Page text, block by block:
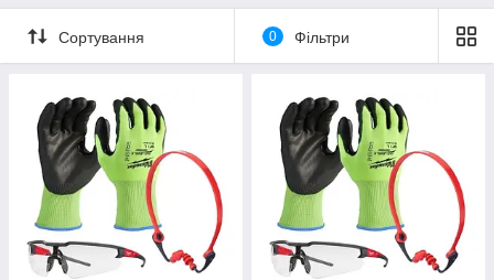
Сортування 0 Фільтри